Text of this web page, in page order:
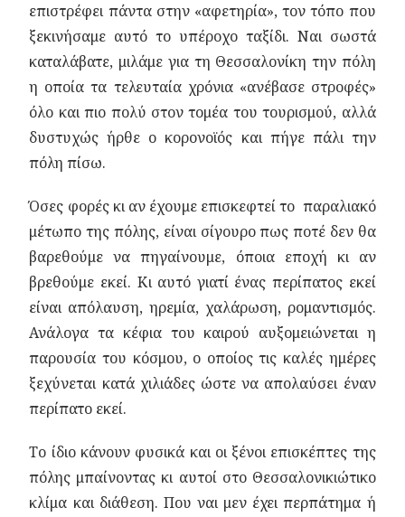
επιστρέφει πάντα στην «αφετηρία», τον τόπο που
ξεκινήσαμε αυτό το υπέροχο ταξίδι. Ναι σωστά
καταλάβατε, μιλάμε για τη Θεσσαλονίκη την πόλη
η οποία τα τελευταία χρόνια «ανέβασε στροφές»
όλο και πιο πολύ στον τομέα του τουρισμού, αλλά
δυστυχώς ήρθε ο κορονοϊός και πήγε πάλι την
πόλη πίσω.
Όσες φορές κι αν έχουμε επισκεφτεί το παραλιακό
μέτωπο της πόλης, είναι σίγουρο πως ποτέ δεν θα
βαρεθούμε να πηγαίνουμε, όποια εποχή κι αν
βρεθούμε εκεί. Κι αυτό γιατί ένας περίπατος εκεί
είναι απόλαυση, ηρεμία, χαλάρωση, ρομαντισμός.
Ανάλογα τα κέφια του καιρού αυξομειώνεται η
παρουσία του κόσμου, ο οποίος τις καλές ημέρες
ξεχύνεται κατά χιλιάδες ώστε να απολαύσει έναν
περίπατο εκεί.
Το ίδιο κάνουν φυσικά και οι ξένοι επισκέπτες της
πόλης μπαίνοντας κι αυτοί στο Θεσσαλονικιώτικο
κλίμα και διάθεση. Που ναι μεν έχει περπάτημα ή